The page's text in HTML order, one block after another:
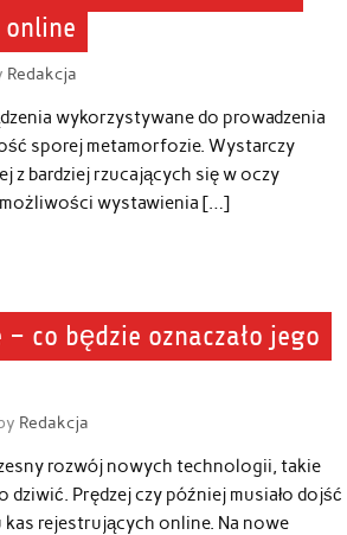
online
Redakcja
wykorzystywane do prowadzenia
sporej metamorfozie. Wystarczy
z bardziej rzucających się w oczy
wystawienia […]
co będzie oznaczało jego
Redakcja
rozwój nowych technologii, takie
Prędzej czy później musiało dojść
rejestrujących online. Na nowe